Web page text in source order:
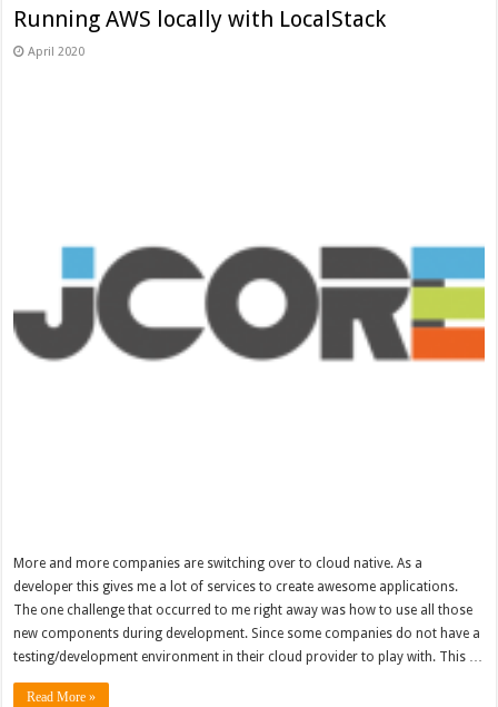
Running AWS locally with LocalStack
April 2020
More and more companies are switching over to cloud native. As a
developer this gives me a lot of services to create awesome applications.
The one challenge that occurred to me right away was how to use all those
new components during development. Since some companies do not have a
testing/development environment in their cloud provider to play with. This …
Read More »